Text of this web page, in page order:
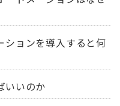
ションを導入すると何
いいのか